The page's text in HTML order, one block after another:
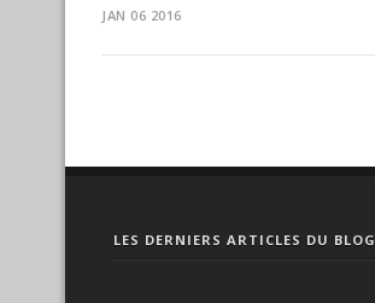
JAN 06 2016
LES DERNIERS ARTICLES DU BLOG